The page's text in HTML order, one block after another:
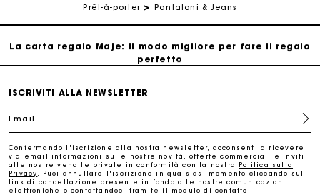
Prêt-à-porter Pantaloni & Jeans
Traccia il mio ordine
La carta regalo Maje: il modo migliore per fare il regalo
perfetto
Consegna a domicilio offerta entro 2-3 giorni
Cambi & Resi gratuiti
ISCRIVITI ALLA NEWSLETTER
Email
Confermando l'iscrizione alla nostra newsletter, acconsenti a ricevere
via email informazioni sulle nostre novità, offerte commerciali e inviti
alle nostre vendite private in conformità con la nostra Politica sulla
Privacy
. Puoi annullare l'iscrizione in qualsiasi momento cliccando sul
link di cancellazione presente in fondo alle nostre comunicazioni
elettroniche o contattandoci tramite il modulo di contatto